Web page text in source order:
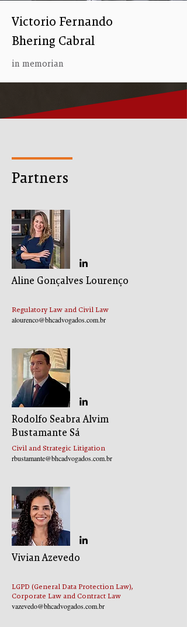
Victorio Fernando
Bhering Cabral
in memorian
Partners
Aline Gonçalves Lourenço
Regulatory Law and Civil Law
alourenco@bhcadvogados.com.br
Rodolfo Seabra Alvim
Bustamante Sá
Civil and Strategic Litigation
rbustamante@bhcadvogados.com.br
Vivian Azevedo
LGPD (General Data Protection Law),
Corporate Law and Contract Law
vazevedo@bhcadvogados.com.br